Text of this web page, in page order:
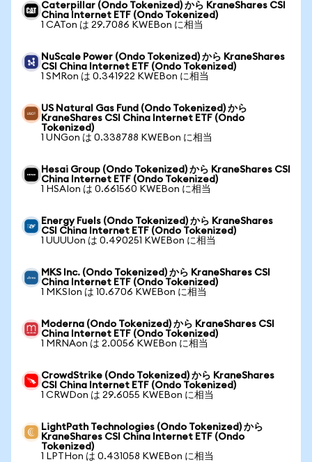
Caterpillar (Ondo Tokenized) から KraneShares CSI
China Internet ETF (Ondo Tokenized)
1 CATon は 29.7086 KWEBon に相当
NuScale Power (Ondo Tokenized) から KraneShares
CSI China Internet ETF (Ondo Tokenized)
1 SMRon は 0.341922 KWEBon に相当
US Natural Gas Fund (Ondo Tokenized) から
KraneShares CSI China Internet ETF (Ondo
Tokenized)
1 UNGon は 0.338788 KWEBon に相当
Hesai Group (Ondo Tokenized) から KraneShares CSI
China Internet ETF (Ondo Tokenized)
1 HSAIon は 0.661560 KWEBon に相当
Energy Fuels (Ondo Tokenized) から KraneShares
CSI China Internet ETF (Ondo Tokenized)
1 UUUUon は 0.490251 KWEBon に相当
MKS Inc. (Ondo Tokenized) から KraneShares CSI
China Internet ETF (Ondo Tokenized)
1 MKSIon は 10.6706 KWEBon に相当
Moderna (Ondo Tokenized) から KraneShares CSI
China Internet ETF (Ondo Tokenized)
1 MRNAon は 2.0056 KWEBon に相当
CrowdStrike (Ondo Tokenized) から KraneShares
CSI China Internet ETF (Ondo Tokenized)
1 CRWDon は 29.6055 KWEBon に相当
LightPath Technologies (Ondo Tokenized) から
KraneShares CSI China Internet ETF (Ondo
Tokenized)
1 LPTHon は 0.431058 KWEBon に相当